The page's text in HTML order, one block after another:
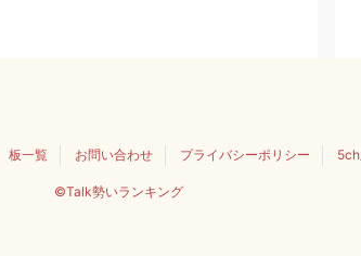
板一覧 お問い合わせ プライバシーポリシー
©Talk勢いランキング